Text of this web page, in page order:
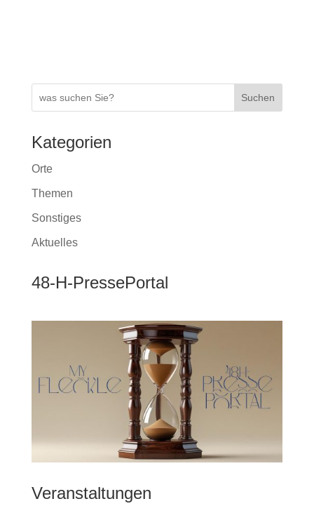
Suchen
Kategorien
Orte
Themen
Sonstiges
Aktuelles
48-H-PressePortal
Veranstaltungen